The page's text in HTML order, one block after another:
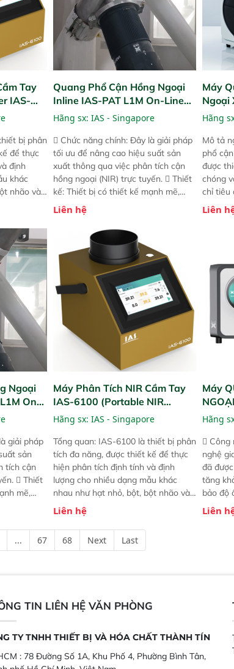
Tay
IAS-
bị phân
để thực
định
khác
nhão và
phép bất
phân tích
nút bấm
Chuyên
liệu
liệu thực
Quang Phổ Cận Hồng Ngoại
Inline IAS-PAT L1M On-Line
NIR
Hãng sx: IAS - Singapore
 Chức năng chính: Đây là giải pháp
tối ưu để nâng cao hiệu suất sản
xuất thông qua việc phân tích cận
hồng ngoại (NIR) trực tuyến.  Thiết
kế: Thiết bị có thiết kế mạnh mẽ,
mô-đun hóa, hỗ trợ tản nhiệt tăng
cường và đã qua kiểm tra áp suất
nghiêm ngặt.  Cam kết: Mang lại
khả năng theo dõi thông số theo
thời gian thực và trực quan hóa dữ
liệu để tăng chỉ số ROI cho doanh
nghiệp.
Liên hệ
Máy
Ngoại
Hãng
Mô tả
phổ
được
chóng
chỉ tiêu
Phạm
cho
xuất
Liên
Ngoại
On-
giải pháp
sản
tích cận
 Thiết
mẽ,
tăng
áp suất
lại
theo
Máy Phân Tích NIR Cầm Tay
IAS-6100 (Portable NIR
Analyzer)
Hãng sx: IAS - Singapore
Tổng quan: IAS-6100 là thiết bị phân
tích đa năng, được thiết kế để thực
hiện phân tích định tính và định
lượng cho nhiều dạng mẫu khác
nhau như hạt nhỏ, bột, bột nhão và
chất lỏng. Thiết bị này cho phép bất
kỳ ai cũng có thể thực hiện phân tích
đa thành phần chỉ với một nút bấm
đơn giản, mọi lúc, mọi nơi. Chuyên
Liên hệ
Máy
R FT-
Hãng
 Công
nghệ
đã
tăng
bảo độ

nhu
Liên
... 67 68 Next Last
TIN LIÊN HỆ VĂN PHÒNG
TY TNHH THIẾT BỊ VÀ HÓA CHẤT THÀNH TÍN
: 78 Đường Số 1A, Khu Phố 4, Phường Bình Tân,